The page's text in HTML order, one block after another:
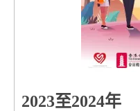
2023至2024年